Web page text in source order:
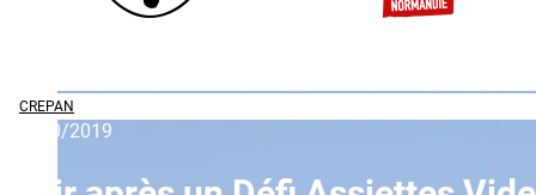
CREPAN
17/10/2019